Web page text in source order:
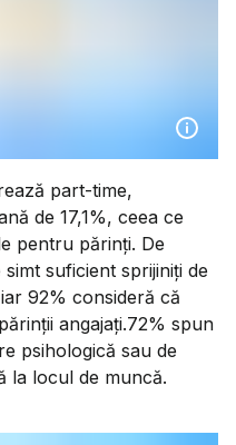
part-time,
de 17,1%, ceea ce
pentru părinți. De
suficient sprijiniți de
92% consideră că
angajați.72% spun
psihologică sau de
la locul de muncă.